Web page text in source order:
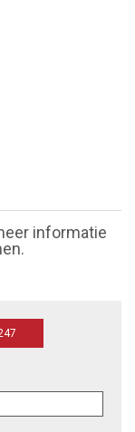
informatie